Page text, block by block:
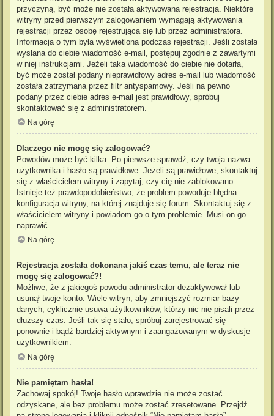
przyczyną, być może nie została aktywowana rejestracja. Niektóre
witryny przed pierwszym zalogowaniem wymagają aktywowania
rejestracji przez osobę rejestrującą się lub przez administratora.
Informacja o tym była wyświetlona podczas rejestracji. Jeśli została
wysłana do ciebie wiadomość e-mail, postępuj zgodnie z zawartymi
w niej instrukcjami. Jeżeli taka wiadomość do ciebie nie dotarła,
być może został podany nieprawidłowy adres e-mail lub wiadomość
została zatrzymana przez filtr antyspamowy. Jeśli na pewno
podany przez ciebie adres e-mail jest prawidłowy, spróbuj
skontaktować się z administratorem.
Na górę
Dlaczego nie mogę się zalogować?
Powodów może być kilka. Po pierwsze sprawdź, czy twoja nazwa
użytkownika i hasło są prawidłowe. Jeżeli są prawidłowe, skontaktuj
się z właścicielem witryny i zapytaj, czy cię nie zablokowano.
Istnieje też prawdopodobieństwo, że problem powoduje błędna
konfiguracja witryny, na której znajduje się forum. Skontaktuj się z
właścicielem witryny i powiadom go o tym problemie. Musi on go
naprawić.
Na górę
Rejestracja została dokonana jakiś czas temu, ale teraz nie
mogę się zalogować?!
Możliwe, że z jakiegoś powodu administrator dezaktywował lub
usunął twoje konto. Wiele witryn, aby zmniejszyć rozmiar bazy
danych, cyklicznie usuwa użytkowników, którzy nic nie pisali przez
dłuższy czas. Jeśli tak się stało, spróbuj zarejestrować się
ponownie i bądź bardziej aktywnym i zaangażowanym w dyskusje
użytkownikiem.
Na górę
Nie pamiętam hasła!
Zachowaj spokój! Twoje hasło wprawdzie nie może zostać
odzyskane, ale bez problemu może zostać zresetowane. Przejdź